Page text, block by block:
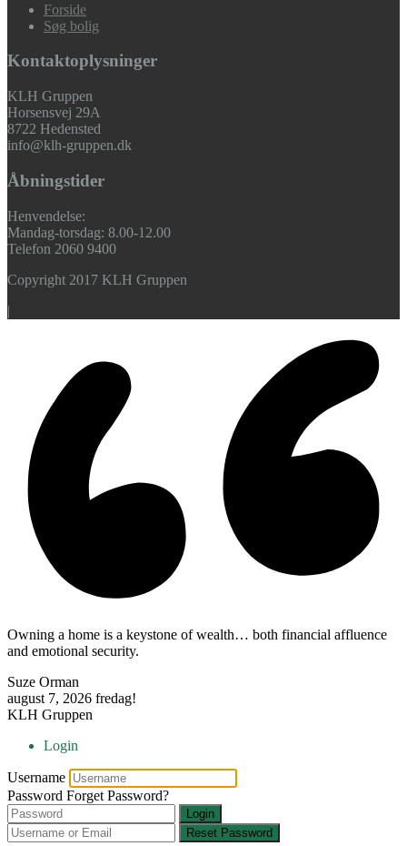
Forside
Søg bolig
Kontaktoplysninger
KLH Gruppen
Horsensvej 29A
8722 Hedensted
info@klh-gruppen.dk
Åbningstider
Henvendelse:
Mandag-torsdag: 8.00-12.00
Telefon 2060 9400
Copyright 2017 KLH Gruppen
|
Owning a home is a keystone of wealth… both financial affluence
and emotional security.
Suze Orman
august 7, 2026 fredag!
KLH Gruppen
Login
Username
Password Forget Password?
Login
Reset Password